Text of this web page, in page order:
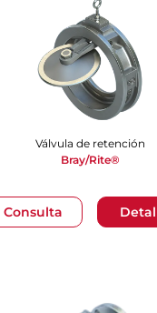
Consulta
Válvula de retención
Bray/Rite®